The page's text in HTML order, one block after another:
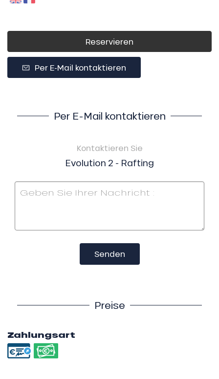
Reservieren
Per E-Mail kontaktieren
Per E-Mail kontaktieren
Kontaktieren Sie
Evolution 2 - Rafting
Senden
Preise
Zahlungsart